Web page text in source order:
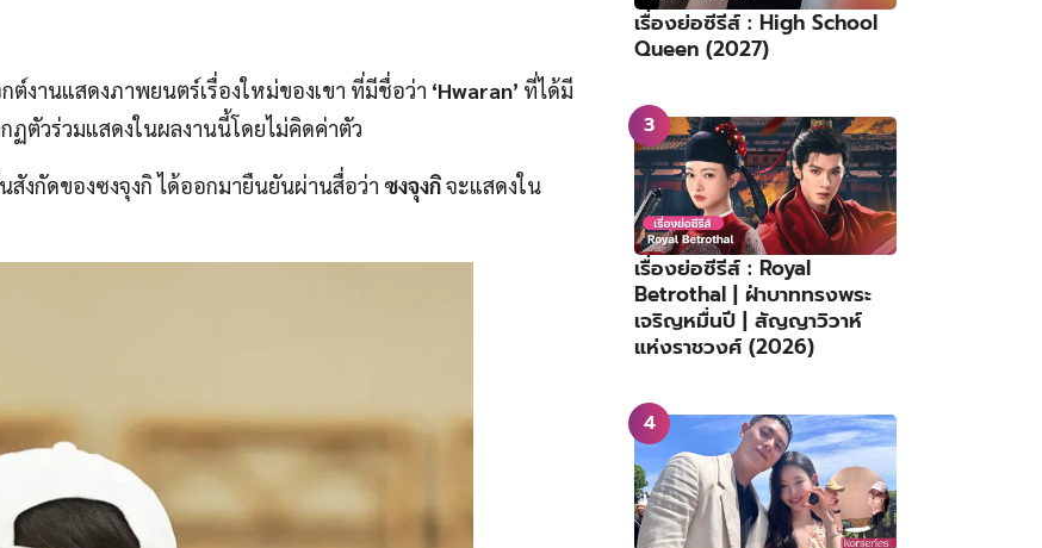
ต์งานแสดงภาพยนตร์เรื่องใหม่ของเขา ที่มีชื่อว่า ‘Hwaran’ ที่ได้มี
ฏตัวร่วมแสดงในผลงานนี้โดยไม่คิดค่าตัว
งกัดของซงจุงกิ ได้ออกมายืนยันผ่านสื่อว่า ซงจุงกิจะแสดงใน
เรื่องย่อซีรีส์ : High School
Queen (2027)
เรื่องย่อซีรีส์ : Royal
Betrothal | ฝ่าบาททรงพระ
เจริญหมื่นปี | สัญญาวิวาห์
แห่งราชวงศ์ (2026)